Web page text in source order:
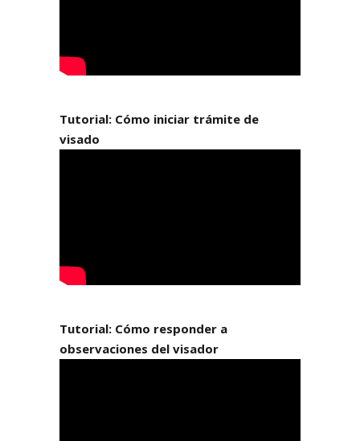
Tutorial: Cómo iniciar trámite de
visado
Tutorial: Cómo responder a
observaciones del visador